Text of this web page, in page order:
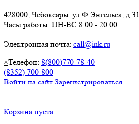
428000, Чебоксары, ул.Ф.Энгельса, д.31
Часы работы: ПН-ВС 8.00 - 20.00
Электронная почта: call@ink.ru
×Телефон: 8(800)770-78-40
(8352) 700-800
Войти на сайт Зарегистрироваться
Корзина пуста